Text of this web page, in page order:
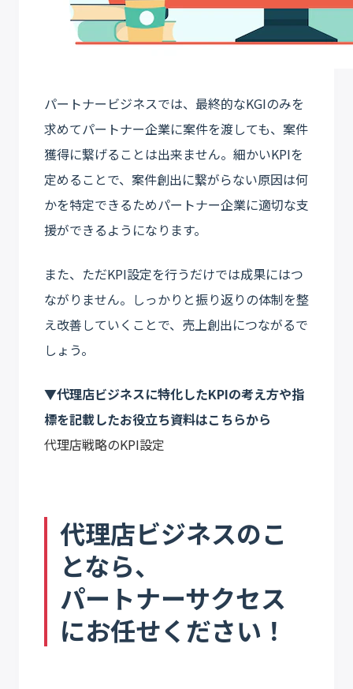
パートナービジネスでは、最終的なKGIのみを
求めてパートナー企業に案件を渡しても、案件
獲得に繋げることは出来ません。細かいKPIを
定めることで、案件創出に繋がらない原因は何
かを特定できるためパートナー企業に適切な支
援ができるようになります。
また、ただKPI設定を行うだけでは成果にはつ
ながりません。しっかりと振り返りの体制を整
え改善していくことで、売上創出につながるで
しょう。
▼代理店ビジネスに特化したKPIの考え方や指
標を記載したお役立ち資料はこちらから
代理店戦略のKPI設定
代理店ビジネスのこ
となら、
パートナーサクセス
にお任せください！